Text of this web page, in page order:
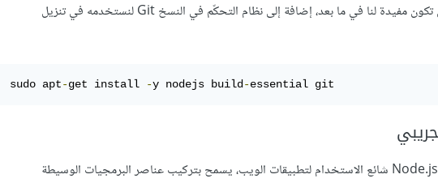
التي تتيح مجموعة من أدوات التطوير التي يمكن أن تكون مفيدة لنا في ما بعد، إضافة إلى نظام التحكّم في النسخ Git لنستخدمه في تنزيل
sudo apt-get install -y nodejs build -essential git
صُمّم Parse Server للعمل بالتزامن مع Express، وهو إطار عمل Node.js شائع الاستخدام لتطبيقات الويب، يسمح بتركيب عناصر البرمجيات الوسيطة